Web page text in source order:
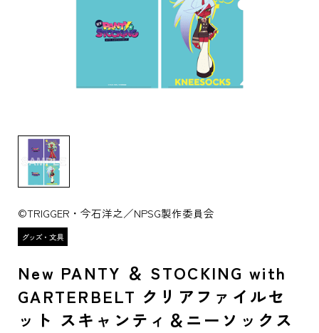
©TRIGGER・今石洋之／NPSG製作委員会
New PANTY ＆ STOCKING with
GARTERBELT クリアファイルセ
ット スキャンティ＆ニーソックス